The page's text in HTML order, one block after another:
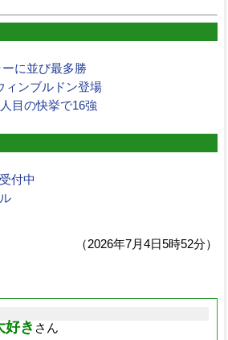
ーに並び最多勝
ィンブルドン登場
目の快挙で16強
付中
（2026年7月4日5時52分）
好き さん